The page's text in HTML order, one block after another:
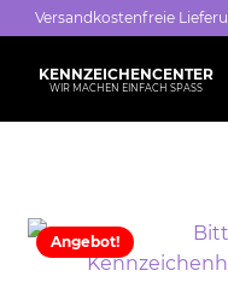
Versandkostenfreie
KENNZEICHENCENTER
WIR MACHEN EINFACH SPASS
Alle Sprüche
Angebot!